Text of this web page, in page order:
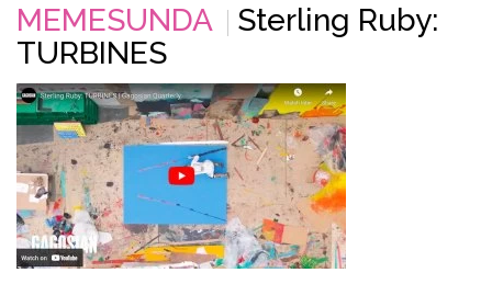
MEMESUNDA
Sterling Ruby:
TURBINES